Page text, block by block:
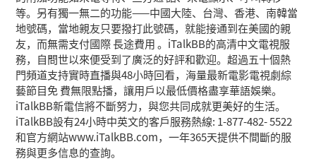
等。另有獨一無二的功能——中國大陸、台灣、香港、南韓當
地號碼，當地親友只要撥打此號碼，就能接通到在美國的親
友，而無需支付國際 長途費用 。iTalkBB的高清中文電視服
務，自問世以來便受到了廣泛的好評和歡迎。超過五十個熱
門頻道支持實時直播與48小時回看，海量最新電影電視劇綜
藝節目免 費無限點播，讓用戶以最低價格盡享華語娛樂。
iTalkBB新電信將不斷努力，與您共同成就更美好的生活。
iTalkBB設有24小時中英文的客戶服務熱線: 1-877-482- 5522
和官方網站www.iTalkBB.com，一年365天提供不間斷的服
務與更多信息的查詢。